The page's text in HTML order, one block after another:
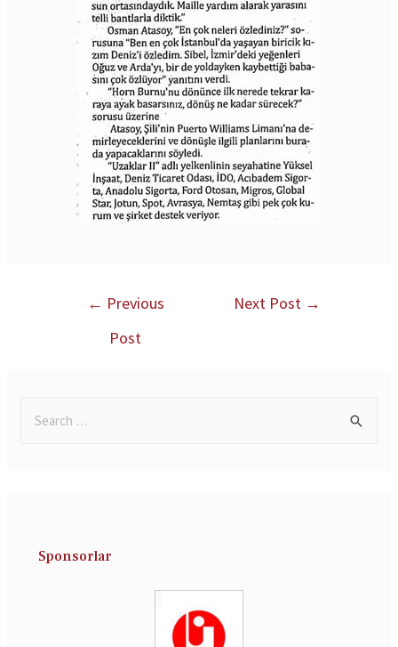
← Previous
Post
Next Post →
Sponsorlar